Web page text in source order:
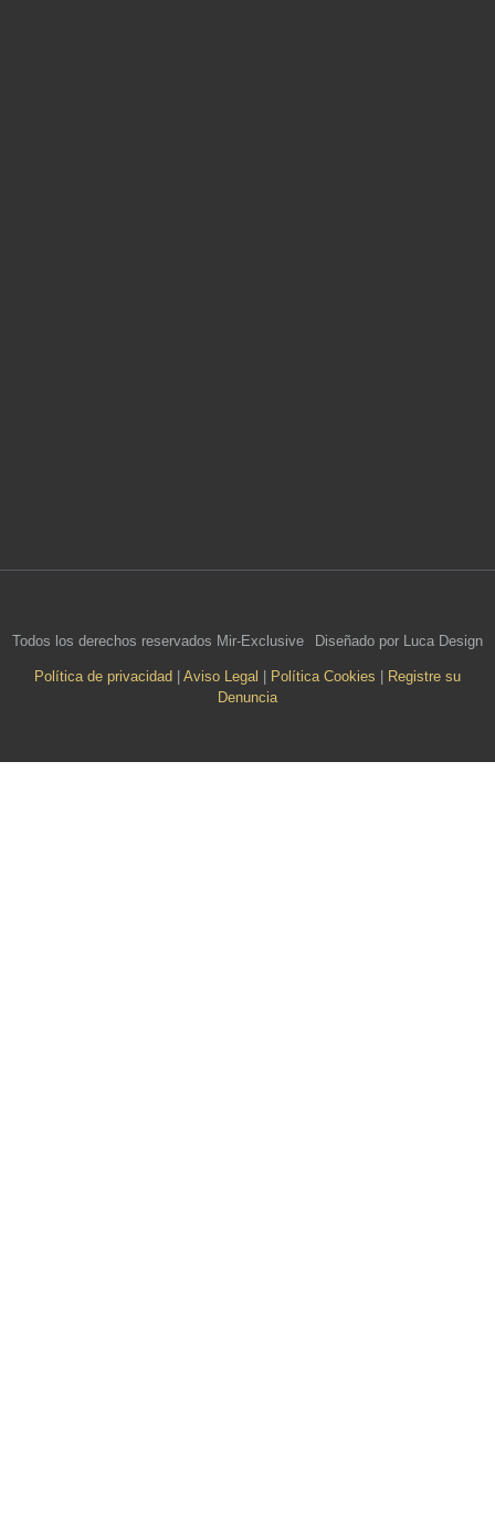
Todos los derechos reservados Mir-Exclusive Diseñado por Luca Design
Política de privacidad | Aviso Legal | Política Cookies | Registre su
Denuncia